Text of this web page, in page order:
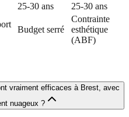
25-30 ans 25-30 ans
Budget serré
Contrainte
esthétique
(ABF)
vraiment efficaces à Brest, avec
nuageux ?